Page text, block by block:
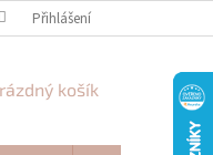
Přihlášení
košík